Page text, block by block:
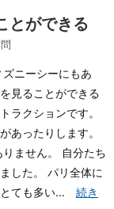
とができる
ニーシーにもあ
見ることができる
ラクションです。
あったりします。
ません。 自分たち
した。 パリ全体に
ても多い... 続き